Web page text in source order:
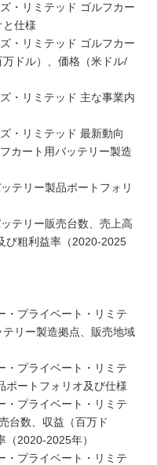
・リミテッド ゴルフカー
と仕様
・リミテッド ゴルフカー
万ドル）、価格（米ドル/
・リミテッド 主な事業内
・リミテッド 最新動向
カート用バッテリー製造
テリー製品ポートフォリ
テリー販売台数、売上高
び粗利益率（2020-2025
・プライベート・リミテ
リー製造拠点、販売地域
・プライベート・リミテ
ポートフォリオ及び仕様
・プライベート・リミテ
台数、収益（百万ド
2020-2025年）
・プライベート・リミテ